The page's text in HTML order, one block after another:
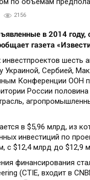
2156
в 2014
газета
шесть
Сербией,
Конференции ООН
России
в $5,96 млрд, из
инвестиций по
с $12,4 млрд до $12,9
финансирования
(CTIE, входит в